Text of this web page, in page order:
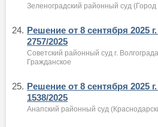
Зеленоградский районный суд
24. Решение от 8 сентября 2025
2757/2025
Советский районный суд г.
Гражданское
25. Решение от 8 сентября 2025
1538/2025
Анапский районный суд